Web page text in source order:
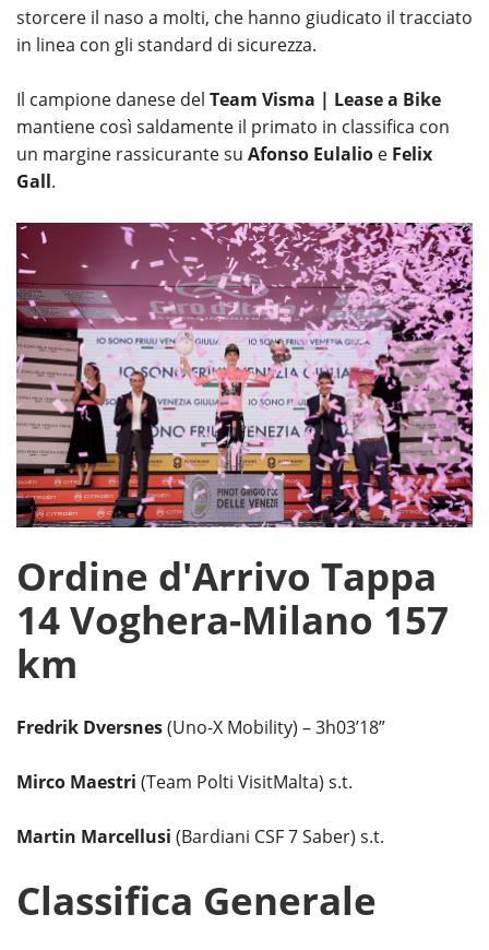
storcere il naso a molti, che hanno giudicato il tracciato
in linea con gli standard di sicurezza.
Il campione danese del Team Visma | Lease a Bike
mantiene così saldamente il primato in classifica con
un margine rassicurante su Afonso Eulalio e Felix
Gall.
Ordine d'Arrivo Tappa
14 Voghera-Milano 157
km
Fredrik Dversnes(Uno-X Mobility) – 3h03’18”
Mirco Maestri (Team Polti VisitMalta) s.t.
Martin Marcellusi (Bardiani CSF 7 Saber) s.t.
Classifica Generale